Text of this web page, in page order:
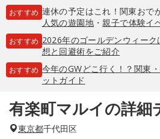
おすすめ 連休の予定はこれ！関東おで
人気の遊園地・親子で体験イ
おすすめ 2026年のゴールデンウィー
想と回避術をご紹介
おすすめ 今年のGWどこ行く！？関東
ットガイド
有楽町マルイの詳細
東京都千代田区